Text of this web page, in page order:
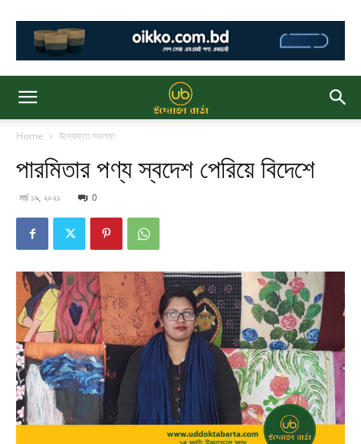
Home উদ্যোক্তা সফলতা
পারমিতার পণ্য স্বদেশ পেরিয়ে বিদেশে
মার্চ ১৯, ২০২১ 0